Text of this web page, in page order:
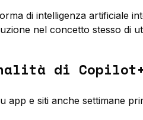
di intelligenza artificiale
nel concetto stesso di
di Copilot+
app e siti anche settimane